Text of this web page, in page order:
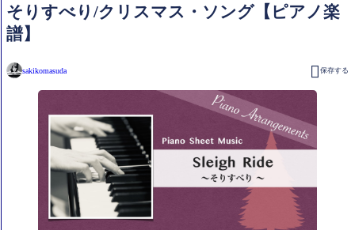
そりすべり/クリスマス・ソング【ピアノ楽
譜】
sakikomasuda  保存する